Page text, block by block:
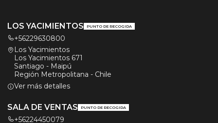
LOS YACIMIENTOS PUNTO DE RECOGIDA
+56229630800
Los Yacimientos
Los Yacimientos 671
Santiago - Maipú
Región Metropolitana - Chile
Ver más detalles
SALA DE VENTAS PUNTO DE RECOGIDA
+56224450079